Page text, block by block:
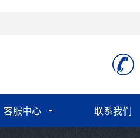
客服中心 联系我们